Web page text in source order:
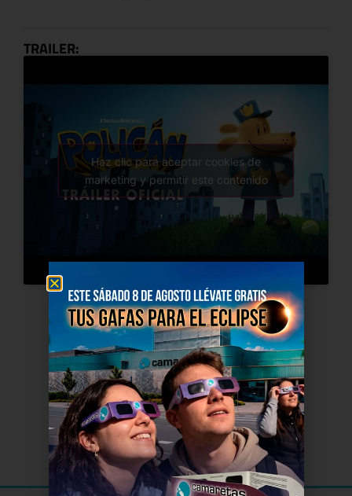
TRAILER:
Haz clic para aceptar cookies de
marketing y permitir este contenido
El Cinede Soria